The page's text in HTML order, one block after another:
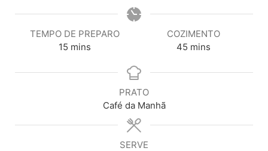
TEMPO DE PREPARO
15 mins
COZIMENTO
45 mins
PRATO
Café da Manhã
SERVE